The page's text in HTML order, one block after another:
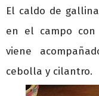
El caldo de
en el campo
viene
cebolla y cilantro.